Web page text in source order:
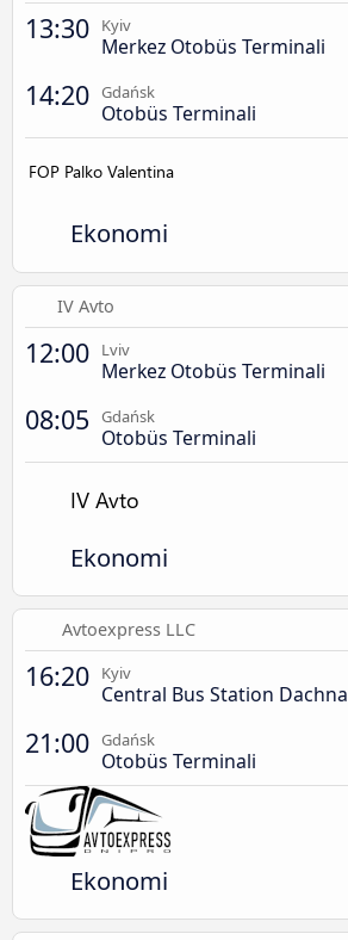
13:30 Kyiv
Merkez Otobüs Terminali
14:20 Gdańsk
Otobüs Terminali
Ekonomi
IV Avto
12:00 Lviv
Merkez Otobüs Terminali
08:05 Gdańsk
Otobüs Terminali
Ekonomi
Avtoexpress LLC
16:20 Kyiv
Central Bus Station Dachna
21:00 Gdańsk
Otobüs Terminali
Ekonomi